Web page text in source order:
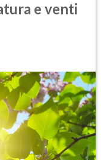
e venti